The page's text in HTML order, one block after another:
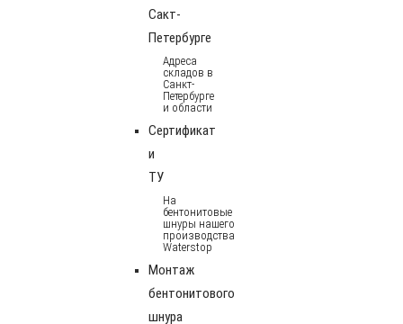
Сакт-
Петербурге
Адреса
складов в
Санкт-
Петербурге
и области
Сертификат
и
ТУ
На
бентонитовые
шнуры нашего
производства
Waterstop
Монтаж
бентонитового
шнура